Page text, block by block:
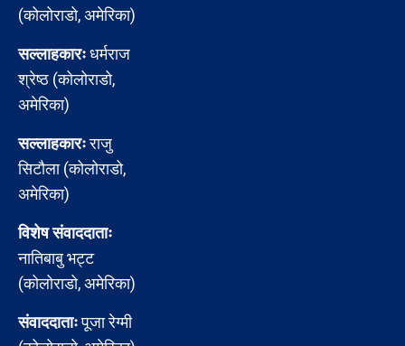
(कोलोराडो, अमेरिका)
सल्लाहकारःधर्मराज
श्रेष्ठ (कोलोराडो,
अमेरिका)
सल्लाहकारःराजु
सिटौला (कोलोराडो,
अमेरिका)
विशेष संवाददाताः
नातिबाबु भट्ट
(कोलोराडो, अमेरिका)
संवाददाताःपूजा रेग्मी